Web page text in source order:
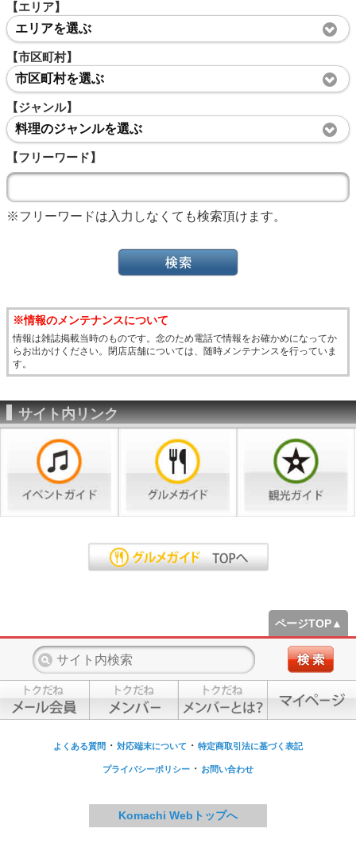
【エリア】
エリアを選ぶ
【市区町村】
市区町村を選ぶ
【ジャンル】
料理のジャンルを選ぶ
【フリーワード】
※フリーワードは入力しなくても検索頂けます。
※情報のメンテナンスについて
情報は雑誌掲載当時のものです。念のため電話で情報をお確かめになってか
らお出かけください。閉店店舗については、随時メンテナンスを行っていま
す。
サイト内リンク
ページTOP▲
よくある質問 ・ 対応端末について ・ 特定商取引法に基づく表記
プライバシーポリシー ・ お問い合わせ
Komachi Webトップへ